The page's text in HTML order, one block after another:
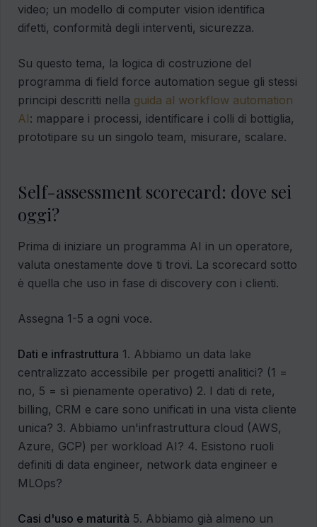
video; un modello di computer vision identifica
difetti, conformità degli interventi, sicurezza.
Su questo tema, la logica di costruzione del
programma di field force automation segue gli stessi
principi descritti nella guida al workflow automation
AI: mappare i processi, identificare i colli di bottiglia,
prototipare su un singolo team, misurare, scalare.
Self-assessment scorecard: dove sei
oggi?
Prima di iniziare un programma AI in un operatore,
valuta onestamente dove ti trovi. La scorecard sotto
è quella che uso in fase di discovery con i clienti.
Assegna 1-5 a ogni voce.
Dati e infrastruttura 1. Abbiamo un data lake
centralizzato accessibile per progetti analitici? (1 =
no, 5 = sì pienamente operativo) 2. I dati di rete,
billing, CRM e care sono unificati in una vista cliente
unica? 3. Abbiamo un'infrastruttura cloud (AWS,
Azure, GCP) per workload AI? 4. Esistono ruoli
definiti di data engineer, network data engineer e
MLOps?
Casi d'uso e maturità 5. Abbiamo già almeno un